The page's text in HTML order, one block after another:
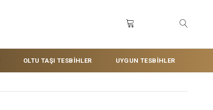
OLTU TAŞI TESBİHLER UYGUN TESBİHLER